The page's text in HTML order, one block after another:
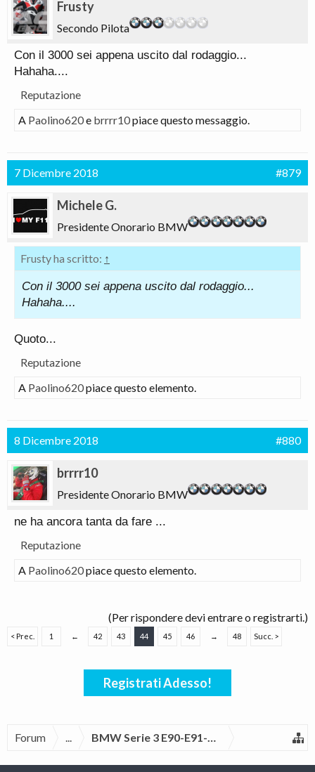
Frusty
Secondo Pilota
Con il 3000 sei appena uscito dal rodaggio...
Hahaha....
Reputazione
A Paolino620e brrrr10piace questo messaggio.
7 Dicembre 2018 #879
Michele G.
Presidente Onorario BMW
Frusty ha scritto: ↑
Con il 3000 sei appena uscito dal rodaggio...
Hahaha....
Quoto...
Reputazione
A Paolino620piace questo elemento.
8 Dicembre 2018 #880
brrrr10
Presidente Onorario BMW
ne ha ancora tanta da fare ...
Reputazione
A Paolino620piace questo elemento.
(Per rispondere devi entrare o registrarti.)
< Prec. 1 ← 42 43 44 45 46 → 48 Succ. >
Registrati Adesso!
Forum ... BMW Serie 3 E90-E91-E92-E93